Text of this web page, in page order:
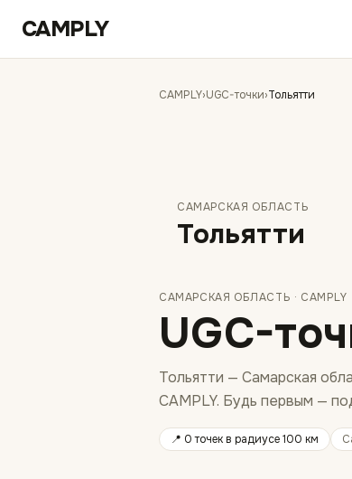
CAMPLY
CAMPLY›UGC-точки›Тольятти
САМАРСКАЯ ОБЛАСТЬ
Тольятти
САМАРСКАЯ ОБЛАСТЬ · CAMPLY
UGC-
Тольятти — Самарская
CAMPLY. Будь первым —
📍 0 точек в радиусе 100 км